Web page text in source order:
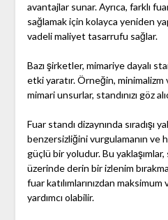
avantajlar sunar. Ayrıca, farklı
sağlamak için kolayca yeniden
vadeli maliyet tasarrufu sağlar.
Bazı şirketler, mimariye dayalı
etki yaratır. Örneğin,
mimari unsurlar, standınızı göz
Fuar standı dizaynında sıradışı
benzersizliğini vurgulamanın ve
güçlü bir yoludur. Bu
üzerinde derin bir izlenim
fuar katılımlarınızdan
yardımcı olabilir.